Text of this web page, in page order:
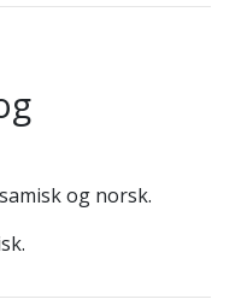
og norsk.